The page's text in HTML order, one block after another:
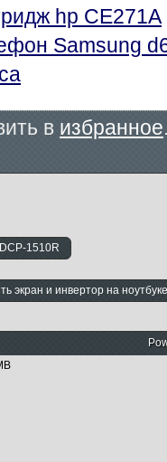
hp CE271A
Samsung
в избранное
1510R
экран и инвертор на